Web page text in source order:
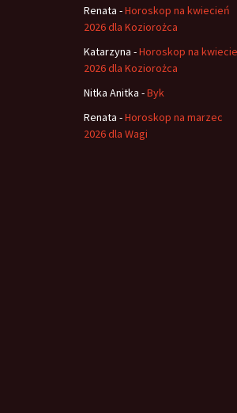
Renata -Horoskop na kwiecień
2026 dla Koziorożca
Katarzyna -Horoskop na
2026 dla Koziorożca
Nitka Anitka -Byk
Renata -Horoskop na marzec
2026 dla Wagi